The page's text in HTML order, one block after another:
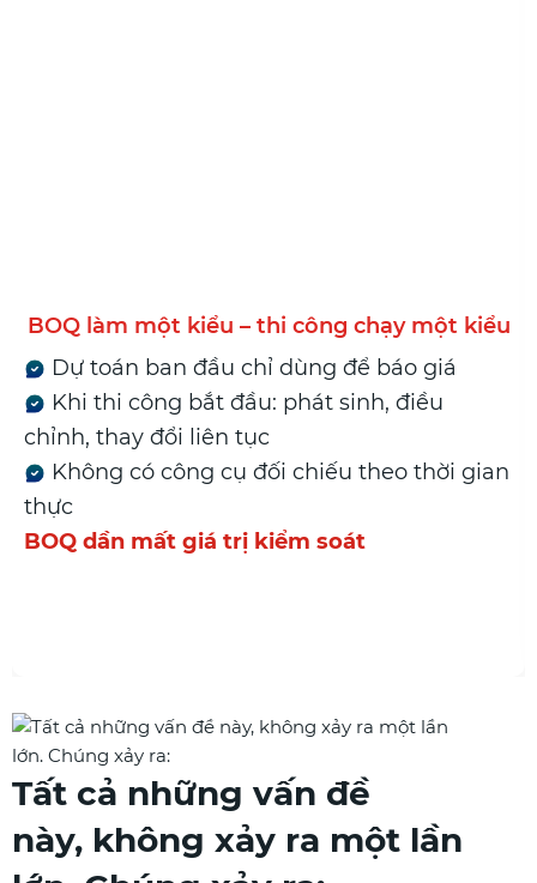
BOQ làm một kiểu – thi công chạy một kiểu
Dự toán ban đầu chỉ dùng để báo giá
Khi thi công bắt đầu: phát sinh, điều
chỉnh, thay đổi liên tục
Không có công cụ đối chiếu theo thời gian
thực
BOQ dần mất giá trị kiểm soát
Tất cả những vấn đề
này, không xảy ra một lần